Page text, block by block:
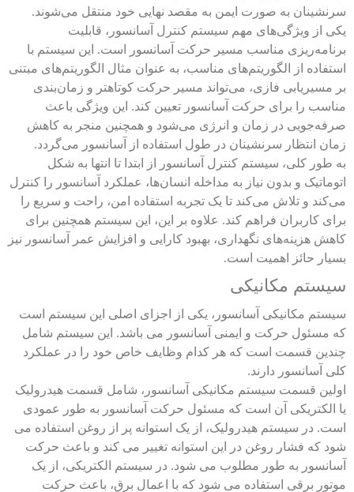
سرنشینان به صورت ایمن به مقصد نهایی خود منتقل می‌شوند.
یکی از ویژگی‌های مهم سیستم کنترل آسانسور، قابلیت
برنامه‌ریزی مناسب مسیر حرکت آسانسور است. این سیستم با
استفاده از الگوریتم‌های مناسب، به عنوان مثال الگوریتم‌های مبتنی
بر مسیریابی فازی، می‌تواند مسیر حرکت کوتاهتر و زمان‌بندی
مناسب را برای حرکت آسانسور تعیین کند. این ویژگی باعث
صرفه‌جویی در زمان و انرژی می‌شود و همچنین منجر به کاهش
زمان انتظار سرنشینان در طول استفاده از آسانسور می‌گردد.
به طور کلی، سیستم کنترل آسانسور از ابتدا تا انتها به شکل
اتوماتیک و بدون نیاز به مداخله انسان‌ها، عملکرد آسانسور را کنترل
می‌کند و تلاش می‌کند تا یک تجربه استفاده امن، راحت و سریع را
برای کاربران فراهم کند. علاوه بر این، این سیستم همچنین برای
کاهش هزینه‌های نگهداری، بهبود کارایی و افزایش عمر آسانسور نیز
بسیار حائز اهمیت است.
سیستم مکانیکی
سیستم مکانیکی آسانسور، یکی از اجزای اصلی این سیستم است
که مسئول حرکت و ایمنی آسانسور می باشد. این سیستم شامل
چندین قسمت است که هر کدام وظایف خاص خود را در عملکرد
کلی آسانسور دارند.
اولین قسمت سیستم مکانیکی آسانسور ، شامل قسمت هیدرولیک
یا الکتریکی آن است که مسئول حرکت آسانسور به طور عمودی
است. در سیستم هیدرولیک، از یک استوانه پر از روغن استفاده می
شود که فشار روغن در این استوانه تغییر می کند و باعث حرکت
آسانسور به طور مطلوب می شود. در سیستم الکتریکی، از یک
موتور برقی استفاده می شود که با اعمال برق، باعث حرکت